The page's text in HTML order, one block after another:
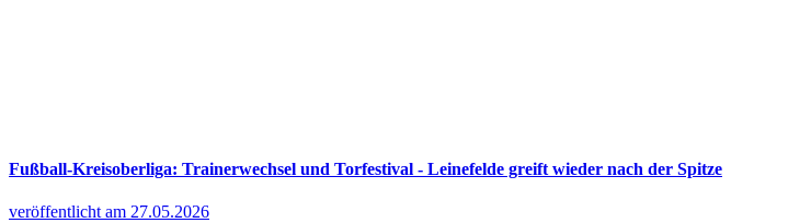
Fußball-Kreisoberliga: Trainerwechsel und Torfestival - Leinefelde greift wieder nach der Spitze
veröffentlicht am 27.05.2026